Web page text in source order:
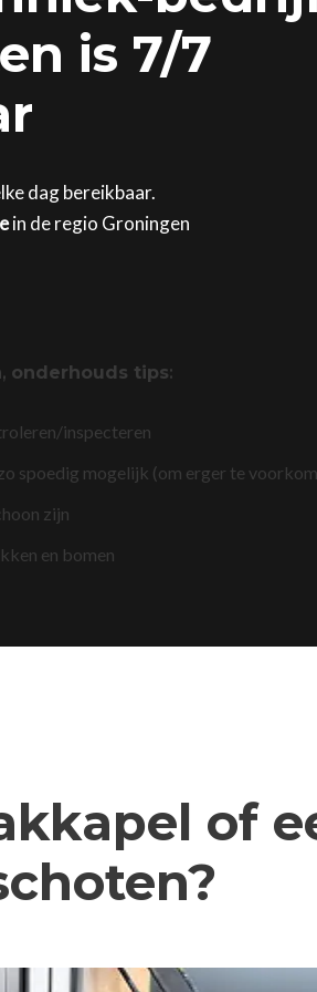
is 7/7
dag bereikbaar.
in de regio Groningen
onderhouds tips:
inspecteren
spoedig mogelijk (om erger te
zijn
en bomen
of